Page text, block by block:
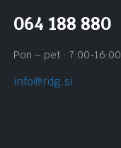
064 188 880
Pon – pet : 7:00-16:00
info@rdg.si